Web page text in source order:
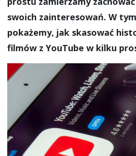
swoich zainteresowań. W
pokażemy, jak skasować
filmów z YouTube w kilku